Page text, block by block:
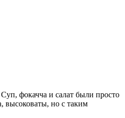
фокачча и салат были просто
высоковаты, но с таким